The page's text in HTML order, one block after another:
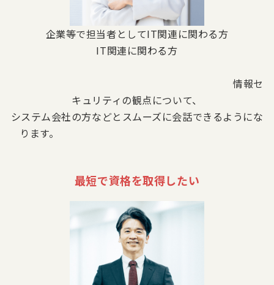
企業等で担当者としてIT関連に関わる方
IT関連に関わる方
情報セ
キュリティの観点について、
システム会社の方などとスムーズに会話できるようにな
ります。
最短で資格を取得したい